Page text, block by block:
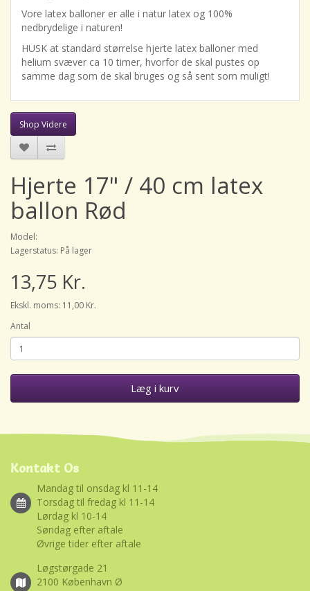
Vore latex balloner er alle i natur latex og 100%
nedbrydelige i naturen!
HUSK at standard størrelse hjerte latex balloner med
helium svæver ca 10 timer, hvorfor de skal pustes op
samme dag som de skal bruges og så sent som muligt!
Shop Videre
Hjerte 17" / 40 cm latex
ballon Rød
Model:
Lagerstatus: På lager
13,75 Kr.
Ekskl. moms: 11,00 Kr.
Antal
Læg i kurv
Kontakt Os
Mandag til onsdag kl 11-14
Torsdag til fredag kl 11-14
Lørdag kl 10-14
Søndag efter aftale
Øvrige tider efter aftale
Løgstørgade 21
2100 København Ø